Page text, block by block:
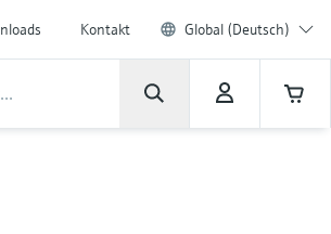
Kontakt Global (Deutsch)